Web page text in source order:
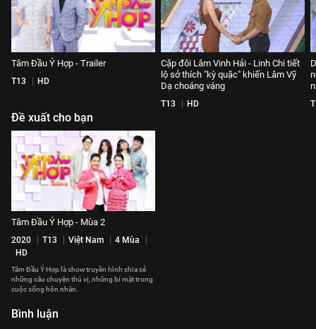
Tâm Đầu Ý Hợp - Trailer
T13 HD
Cặp đôi Lâm Vinh Hải - Linh Chi tiết
lộ sở thích "kỳ quặc" khiến Lâm Vỹ
Dạ choáng váng
T13 HD
Đề xuất cho bạn
Tâm Đầu Ý Hợp - Mùa 2
2020 T13 Việt Nam
4 Mùa
HD
Tâm Đầu Ý Hợp là show truyền hình chia sẻ
những câu chuyện thú vị, những bí mật trong
cuộc sống hôn nhân.
Bình luận